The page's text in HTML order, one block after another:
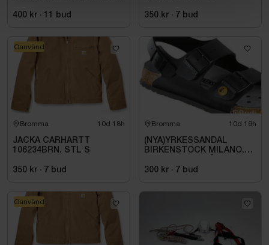
400 kr · 11 bud 350 kr · 7 bud
Bromma 10d 18h
JACKA CARHARTT
106234BRN. STL S
350 kr · 7 bud
Oanvänd
Bromma 10d 19h
(NYA)YRKESSANDAL
BIRKENSTOCK MILANO,
SVART. STL 42
300 kr · 7 bud
Oanvänd